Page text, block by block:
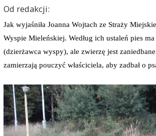
Od redakcji:
Jak wyjaśniła Joanna Wojtach ze Straży
Wyspie Mieleńskiej. Według ich ustaleń pies ma
(dzierżawca wyspy), ale zwierzę jest
zamierzają pouczyć właściciela, aby zadbał o